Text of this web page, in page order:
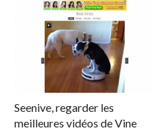
Seenive, regarder les
meilleures vidéos de Vine